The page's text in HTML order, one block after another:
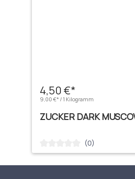
4,50 €*
9,00 €* / 1 Kilogramm
ZUCKER DARK
Durchschnittliche Bewertung
(0)